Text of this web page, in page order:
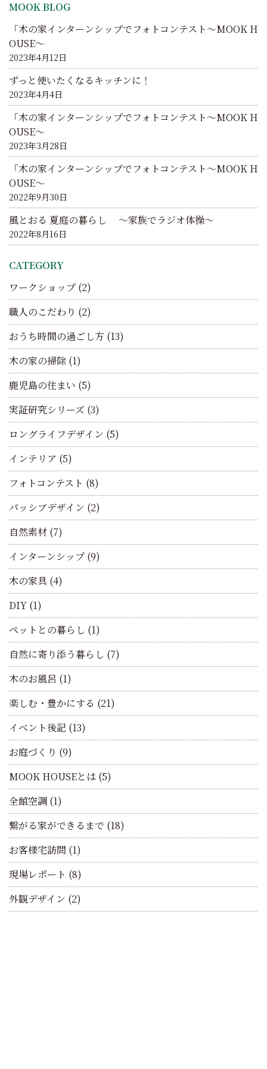
ョ
ン
MOOK BLOG
「木の家インターンシップでフォトコンテスト～MOOK H
OUSE～
2023年4月12日
ずっと使いたくなるキッチンに！
2023年4月4日
「木の家インターンシップでフォトコンテスト～MOOK H
OUSE～
2023年3月28日
「木の家インターンシップでフォトコンテスト～MOOK H
OUSE～
2022年9月30日
風とおる 夏庭の暮らし ～家族でラジオ体操～
2022年8月16日
CATEGORY
ワークショップ (2)
職人のこだわり (2)
おうち時間の過ごし方 (13)
木の家の掃除 (1)
鹿児島の住まい (5)
実証研究シリーズ (3)
ロングライフデザイン (5)
インテリア (5)
フォトコンテスト (8)
パッシブデザイン (2)
自然素材 (7)
インターンシップ (9)
木の家具 (4)
DIY (1)
ペットとの暮らし (1)
自然に寄り添う暮らし (7)
木のお風呂 (1)
楽しむ・豊かにする (21)
イベント後記 (13)
お庭づくり (9)
MOOK HOUSEとは (5)
全館空調 (1)
繋がる家ができるまで (18)
お客様宅訪問 (1)
現場レポート (8)
外観デザイン (2)